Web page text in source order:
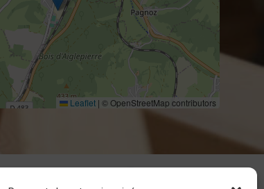
Leaflet | © OpenStreetMap contributors